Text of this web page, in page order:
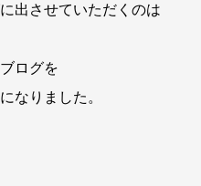
出させていただくのは
ログを
なりました。